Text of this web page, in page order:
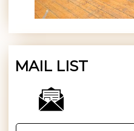
MAIL LIST